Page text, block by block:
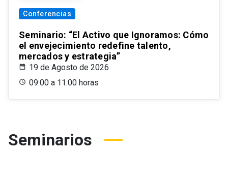
Conferencias
Seminario: “El Activo que Ignoramos: Cómo
el envejecimiento redefine talento,
mercados y estrategia”
19 de Agosto de 2026
09:00 a 11:00 horas
Seminarios